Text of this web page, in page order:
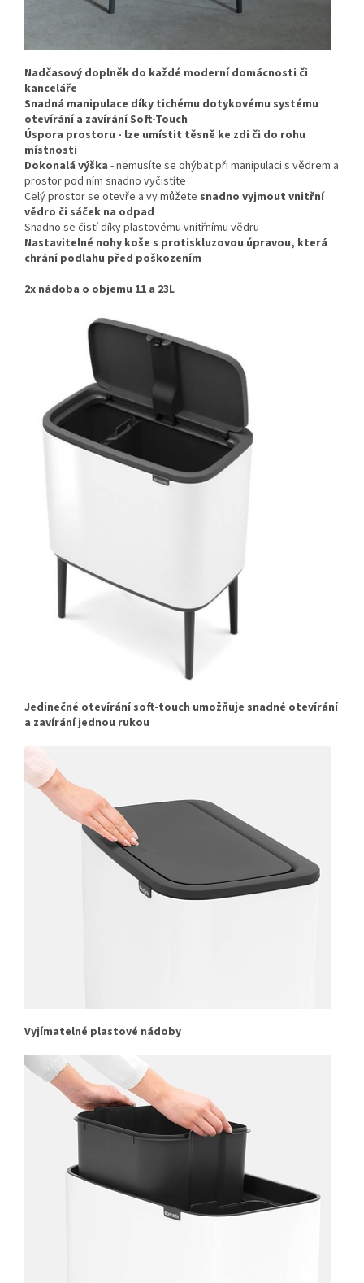
Nadčasový doplněk do každé moderní domácnosti či
kanceláře
Snadná manipulace díky tichému dotykovému systému
otevírání a zavírání Soft-Touch
Úspora prostoru - lze umístit těsně ke zdi či do rohu
místnosti
Dokonalá výška - nemusíte se ohýbat při manipulaci s vědrem a
prostor pod ním snadno vyčistíte
Celý prostor se otevře a vy můžete snadno vyjmout vnitřní
vědro či sáček na odpad
Snadno se čistí díky plastovému vnitřnímu vědru
Nastavitelné nohy koše s protiskluzovou úpravou, která
chrání podlahu před poškozením
2x nádoba o objemu 11 a 23L
Jedinečné otevírání soft-touch umožňuje snadné otevírání
a zavírání jednou rukou
Vyjímatelné plastové nádoby